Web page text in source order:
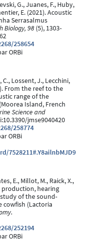
G., Juanes, F., Huby,
E. (2021). Acoustic
Serrasalmus
Biology, 98 (5), 1303-
258654
ORBi
C., Lossent, J., Lecchini,
From the reef to the
range of the
Island, French
Science and
jmse9040420
258774
ORBi
7528211#.Y8ailnbMJD9
E., Millot, M., Raick, X.,
production, hearing
of the sound-
cowfish (Lactoria
.
252194
ORBi